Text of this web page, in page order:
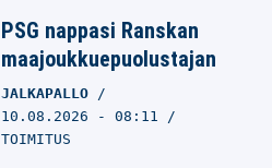
PSG nappasi Ranskan
maajoukkuepuolustajan
JALKAPALLO
10.08.2026 - 08:11
TOIMITUS